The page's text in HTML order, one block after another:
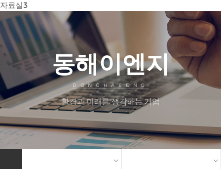
자료실3
동해이엔지
DONGHAEENG
환경과 미래를 생각하는 기업